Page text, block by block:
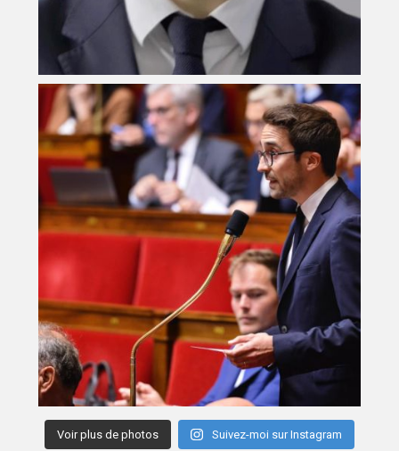
Voir plus de photos Suivez-moi sur Instagram